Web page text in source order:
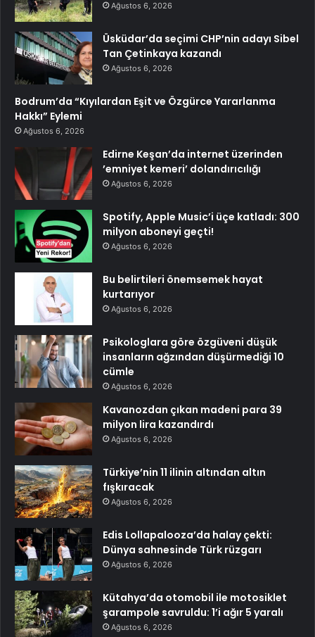
Ağustos 6, 2026
Üsküdar’da seçimi CHP’nin adayı Sibel
Tan Çetinkaya kazandı
Ağustos 6, 2026
Bodrum’da “Kıyılardan Eşit ve Özgürce Yararlanma
Hakkı” Eylemi
Ağustos 6, 2026
Edirne Keşan’da internet üzerinden
’emniyet kemeri’ dolandırıcılığı
Ağustos 6, 2026
Spotify, Apple Music’i üçe katladı: 300
milyon aboneyi geçti!
Ağustos 6, 2026
Bu belirtileri önemsemek hayat
kurtarıyor
Ağustos 6, 2026
Psikologlara göre özgüveni düşük
insanların ağzından düşürmediği 10
cümle
Ağustos 6, 2026
Kavanozdan çıkan madeni para 39
milyon lira kazandırdı
Ağustos 6, 2026
Türkiye’nin 11 ilinin altından altın
fışkıracak
Ağustos 6, 2026
Edis Lollapalooza’da halay çekti:
Dünya sahnesinde Türk rüzgarı
Ağustos 6, 2026
Kütahya’da otomobil ile motosiklet
şarampole savruldu: 1’i ağır 5 yaralı
Ağustos 6, 2026